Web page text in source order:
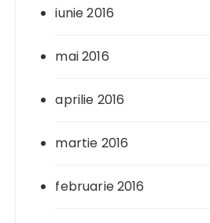
iunie 2016
mai 2016
aprilie 2016
martie 2016
februarie 2016